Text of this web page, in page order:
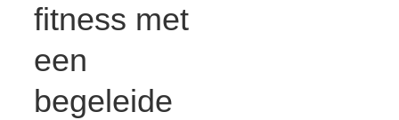
fitness met
een
begeleide